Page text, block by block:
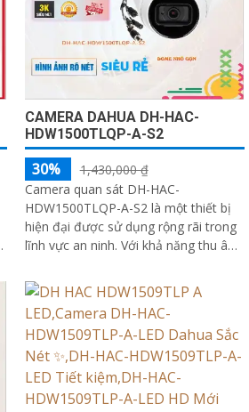
CAMERA DAHUA DH-HAC-
HDW1500TLQP-A-S2
30%
1,430,000 ₫
Camera quan sát DH-HAC-
HDW1500TLQP-A-S2 là một thiết bị
hiện đại được sử dụng rộng rãi trong
lĩnh vực an ninh. Với khả năng thu âm
thanh một cách rõ ràng ngay cả trong
điều kiện ánh sáng kém